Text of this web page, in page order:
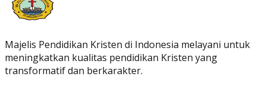
Majelis Pendidikan Kristen di Indonesia melayani untuk
meningkatkan kualitas pendidikan Kristen yang
transformatif dan berkarakter.